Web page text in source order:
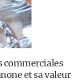
commerciales
et sa valeur